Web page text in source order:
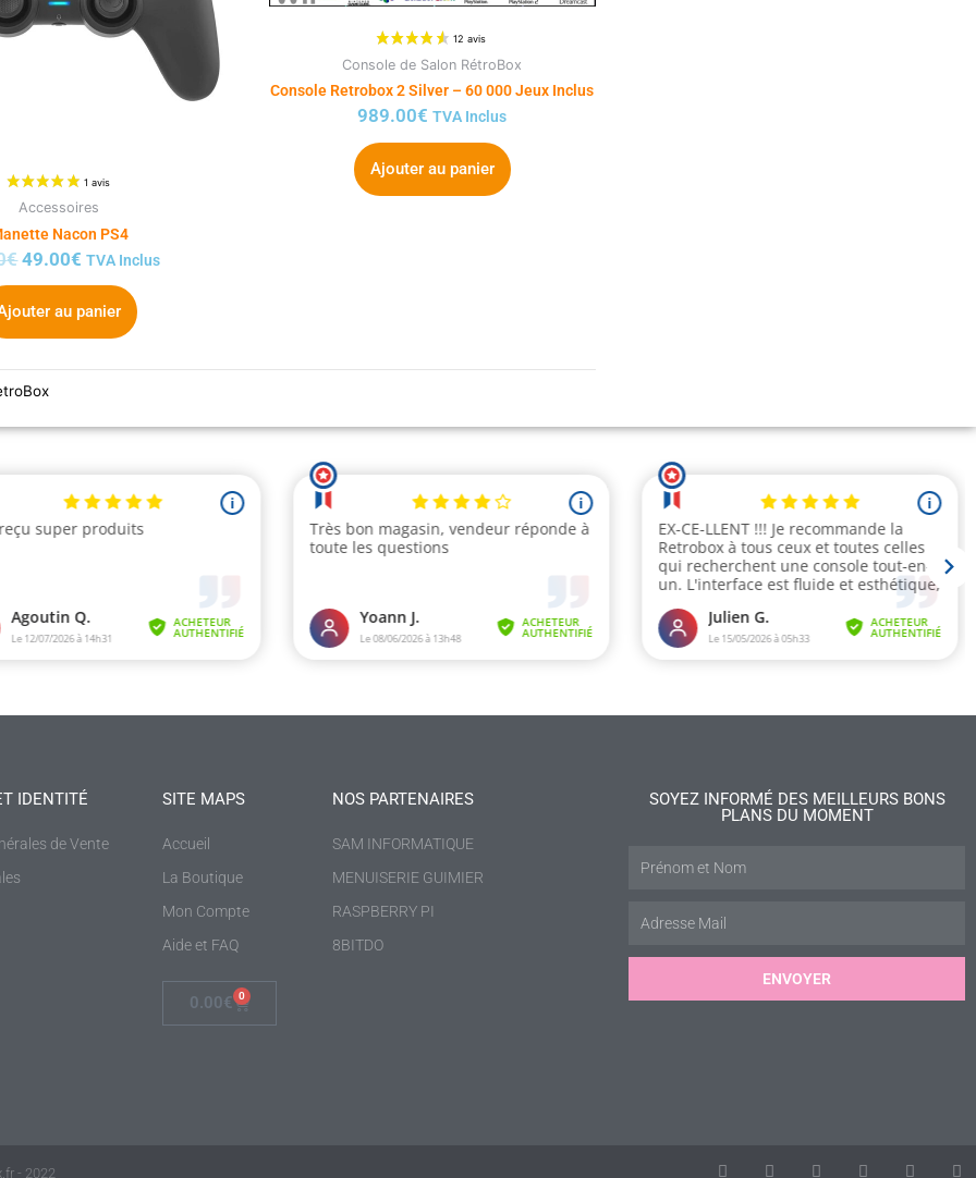
Accessoires
Nacon PS4
€ 49.00€ TVA Inclus
au panier
Console de Salon RétroBox
Console Retrobox 2 Silver – 60 000 Jeux Inclus
989.00€ TVA Inclus
Ajouter au panier
IDENTITÉ
de Vente
SITE MAPS
Accueil
La Boutique
Mon Compte
Aide et FAQ
0.00€ 0
NOS PARTENAIRES
SAM INFORMATIQUE
MENUISERIE GUIMIER
RASPBERRY PI
8BITDO
SOYEZ INFORMÉ DES MEILLEURS BONS
PLANS DU MOMENT
ENVOYER
- 2022